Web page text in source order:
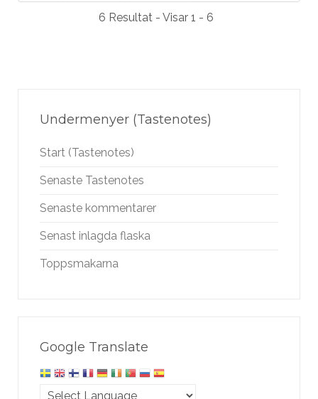
6 Resultat - Visar 1 - 6
Undermenyer (Tastenotes)
Start (Tastenotes)
Senaste Tastenotes
Senaste kommentarer
Senast inlagda flaska
Toppsmakarna
Google Translate